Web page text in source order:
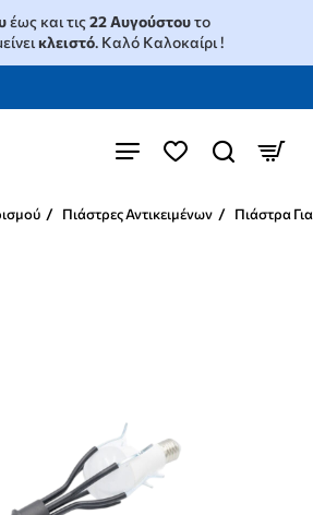
έως και τις22 Αυγούστουτο
κλειστό. Καλό Καλοκαίρι !
Πιάστρες Αντικειμένων Πιάστρα